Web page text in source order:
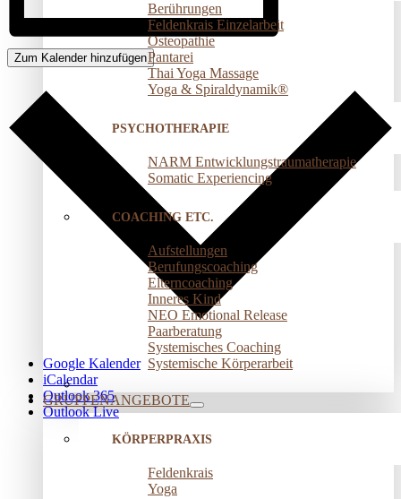
Berührungen
Feldenkrais Einzelarbeit
Osteopathie
Pantarei
Thai Yoga Massage
Yoga & Spiraldynamik®
PSYCHOTHERAPIE
NARM Entwicklungstraumatherapie
Somatic Experiencing
COACHING ETC.
Aufstellungen
Berufungscoaching
Elterncoaching
Inneres Kind
NEO Emotional Release
Paarberatung
Systemisches Coaching
Systemische Körperarbeit
GRUPPENANGEBOTE
KÖRPERPRAXIS
Feldenkrais
Yoga
Zum Kalender hinzufügen
Google Kalender
iCalendar
Outlook 365
Outlook Live